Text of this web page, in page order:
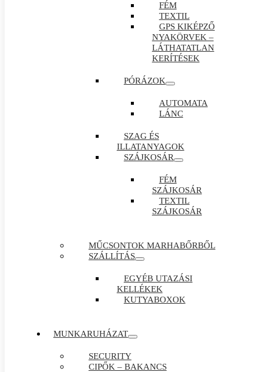
FÉM
TEXTIL
GPS KIKÉPZŐ
NYAKÖRVEK –
LÁTHATATLAN
KERÍTÉSEK
PÓRÁZOK
AUTOMATA
LÁNC
SZAG ÉS
ILLATANYAGOK
SZÁJKOSÁR
FÉM
SZÁJKOSÁR
TEXTIL
SZÁJKOSÁR
MŰCSONTOK MARHABŐRBŐL
SZÁLLÍTÁS
EGYÉB UTAZÁSI
KELLÉKEK
KUTYABOXOK
MUNKARUHÁZAT
SECURITY
CIPŐK – BAKANCS